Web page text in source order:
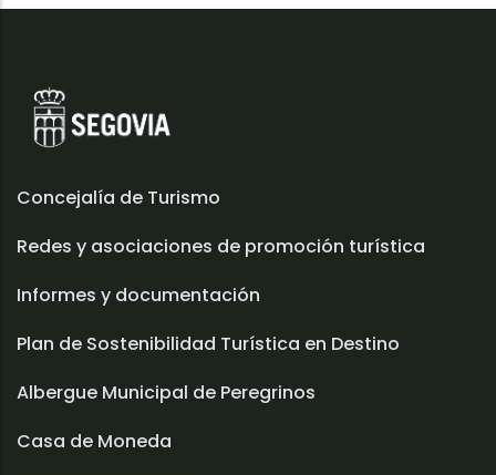
Concejalía de Turismo
Redes y asociaciones de promoción turística
Informes y documentación
Plan de Sostenibilidad Turística en Destino
Albergue Municipal de Peregrinos
Casa de Moneda